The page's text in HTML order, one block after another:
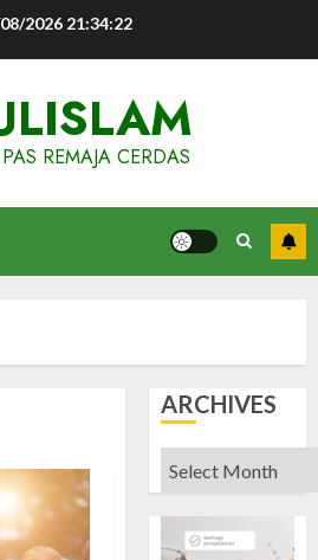
2026 21:34:22
REMAJA CERDAS
ARCHIVES
Archives